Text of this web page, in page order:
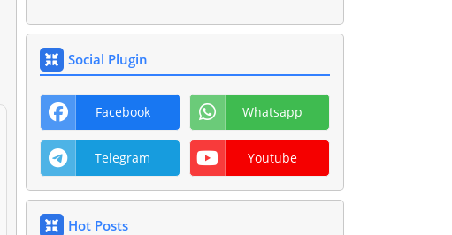
Social Plugin
Facebook Whatsapp
Telegram Youtube
Hot Posts